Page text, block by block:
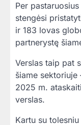
Per
stengėsi
ir 183 lovas
partnerystę
Verslas taip pat
šiame
2025 m.
verslas.
Kartu su